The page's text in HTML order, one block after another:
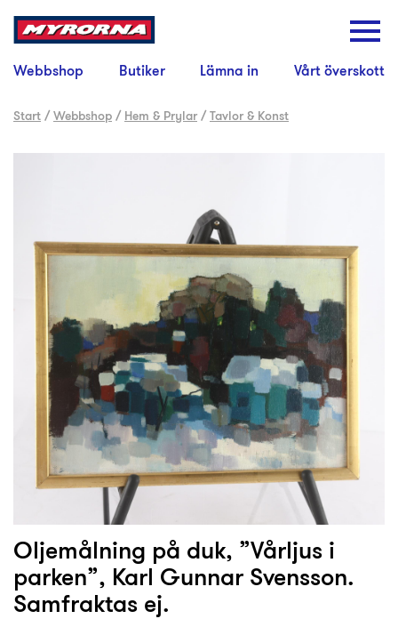
Webbshop Butiker Lämna in Vårt överskott
Start /Webbshop / Hem & Prylar /Tavlor & Konst
Oljemålning på duk, ”Vårljus i
parken”, Karl Gunnar Svensson.
Samfraktas ej.